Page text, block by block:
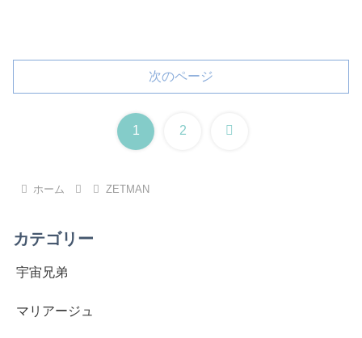
次のページ
1 2 次
ホーム ZETMAN
カテゴリー
宇宙兄弟
マリアージュ